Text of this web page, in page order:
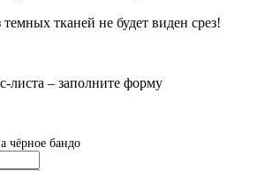
темных тканей не будет виден срез!
листа – заполните форму
чёрное бандо